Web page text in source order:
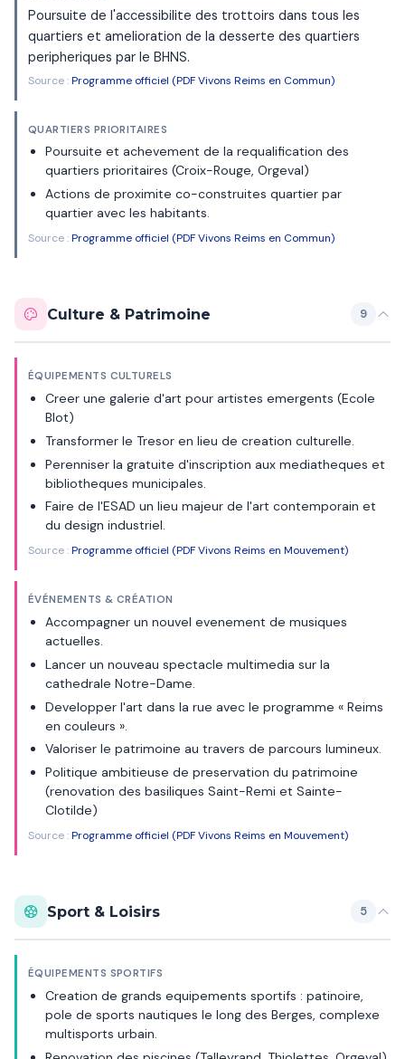
Poursuite de l'accessibilite des trottoirs dans tous les
quartiers et amelioration de la desserte des quartiers
peripheriques par le BHNS.
Source :Programme officiel (PDF Vivons Reims en Commun)
QUARTIERS PRIORITAIRES
Poursuite et achevement de la requalification des
quartiers prioritaires (Croix-Rouge, Orgeval)
Actions de proximite co-construites quartier par
quartier avec les habitants.
Source :Programme officiel (PDF Vivons Reims en Commun)
Culture & Patrimoine 9
ÉQUIPEMENTS CULTURELS
Creer une galerie d'art pour artistes emergents (Ecole
Blot)
Transformer le Tresor en lieu de creation culturelle.
Perenniser la gratuite d'inscription aux mediatheques et
bibliotheques municipales.
Faire de l'ESAD un lieu majeur de l'art contemporain et
du design industriel.
Source :Programme officiel (PDF Vivons Reims en Mouvement)
ÉVÉNEMENTS & CRÉATION
Accompagner un nouvel evenement de musiques
actuelles.
Lancer un nouveau spectacle multimedia sur la
cathedrale Notre-Dame.
Developper l'art dans la rue avec le programme « Reims
en couleurs ».
Valoriser le patrimoine au travers de parcours lumineux.
Politique ambitieuse de preservation du patrimoine
(renovation des basiliques Saint-Remi et Sainte-
Clotilde)
Source :Programme officiel (PDF Vivons Reims en Mouvement)
Sport & Loisirs 5
ÉQUIPEMENTS SPORTIFS
Creation de grands equipements sportifs : patinoire,
pole de sports nautiques le long des Berges, complexe
multisports urbain.